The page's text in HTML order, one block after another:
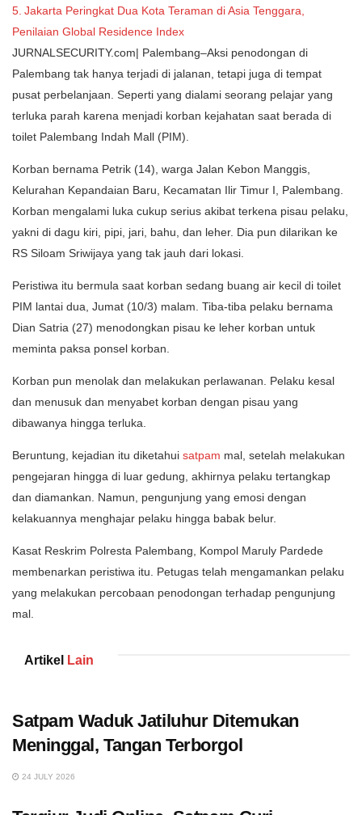
Jakarta Peringkat Dua Kota Teraman di Asia Tenggara,
Penilaian Global Residence Index
JURNALSECURITY.com| Palembang–Aksi penodongan di
Palembang tak hanya terjadi di jalanan, tetapi juga di tempat
pusat perbelanjaan. Seperti yang dialami seorang pelajar yang
terluka parah karena menjadi korban kejahatan saat berada di
toilet Palembang Indah Mall (PIM).
Korban bernama Petrik (14), warga Jalan Kebon Manggis,
Kelurahan Kepandaian Baru, Kecamatan Ilir Timur I, Palembang.
Korban mengalami luka cukup serius akibat terkena pisau pelaku,
yakni di dagu kiri, pipi, jari, bahu, dan leher. Dia pun dilarikan ke
RS Siloam Sriwijaya yang tak jauh dari lokasi.
Peristiwa itu bermula saat korban sedang buang air kecil di toilet
PIM lantai dua, Jumat (10/3) malam. Tiba-tiba pelaku bernama
Dian Satria (27) menodongkan pisau ke leher korban untuk
meminta paksa ponsel korban.
Korban pun menolak dan melakukan perlawanan. Pelaku kesal
dan menusuk dan menyabet korban dengan pisau yang
dibawanya hingga terluka.
Beruntung, kejadian itu diketahui satpam mal, setelah melakukan
pengejaran hingga di luar gedung, akhirnya pelaku tertangkap
dan diamankan. Namun, pengunjung yang emosi dengan
kelakuannya menghajar pelaku hingga babak belur.
Kasat Reskrim Polresta Palembang, Kompol Maruly Pardede
membenarkan peristiwa itu. Petugas telah mengamankan pelaku
yang melakukan percobaan penodongan terhadap pengunjung
mal.
Artikel Lain
Satpam Waduk Jatiluhur Ditemukan
Meninggal, Tangan Terborgol
24 JULY 2026